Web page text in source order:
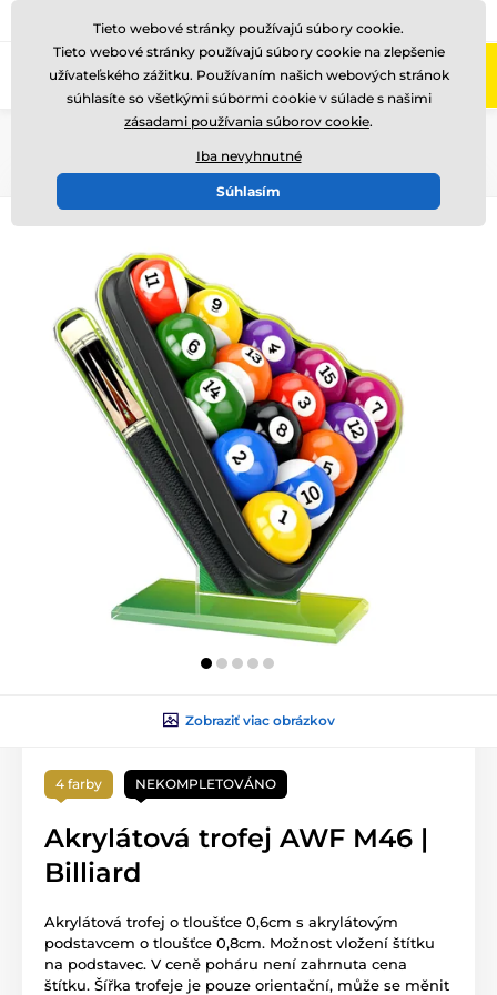
Zavolajte nám (Po-Pi 8-17) +421220255160
Zobraziť viac obrázkov
4 farby NEKOMPLETOVÁNO
Akrylátová trofej AWF M46 |
Billiard
Akrylátová trofej o tloušťce 0,6cm s akrylátovým
podstavcem o tloušťce 0,8cm. Možnost vložení štítku
na podstavec. V ceně poháru není zahrnuta cena
štítku. Šířka trofeje je pouze orientační, může se měnit
Tieto webové stránky používajú súbory cookie.
Tieto webové stránky používajú súbory cookie na zlepšenie
užívateľského zážitku. Používaním našich webových stránok
súhlasíte so všetkými súbormi cookie v súlade s našimi
zásadami používania súborov cookie.
Iba nevyhnutné
Súhlasím